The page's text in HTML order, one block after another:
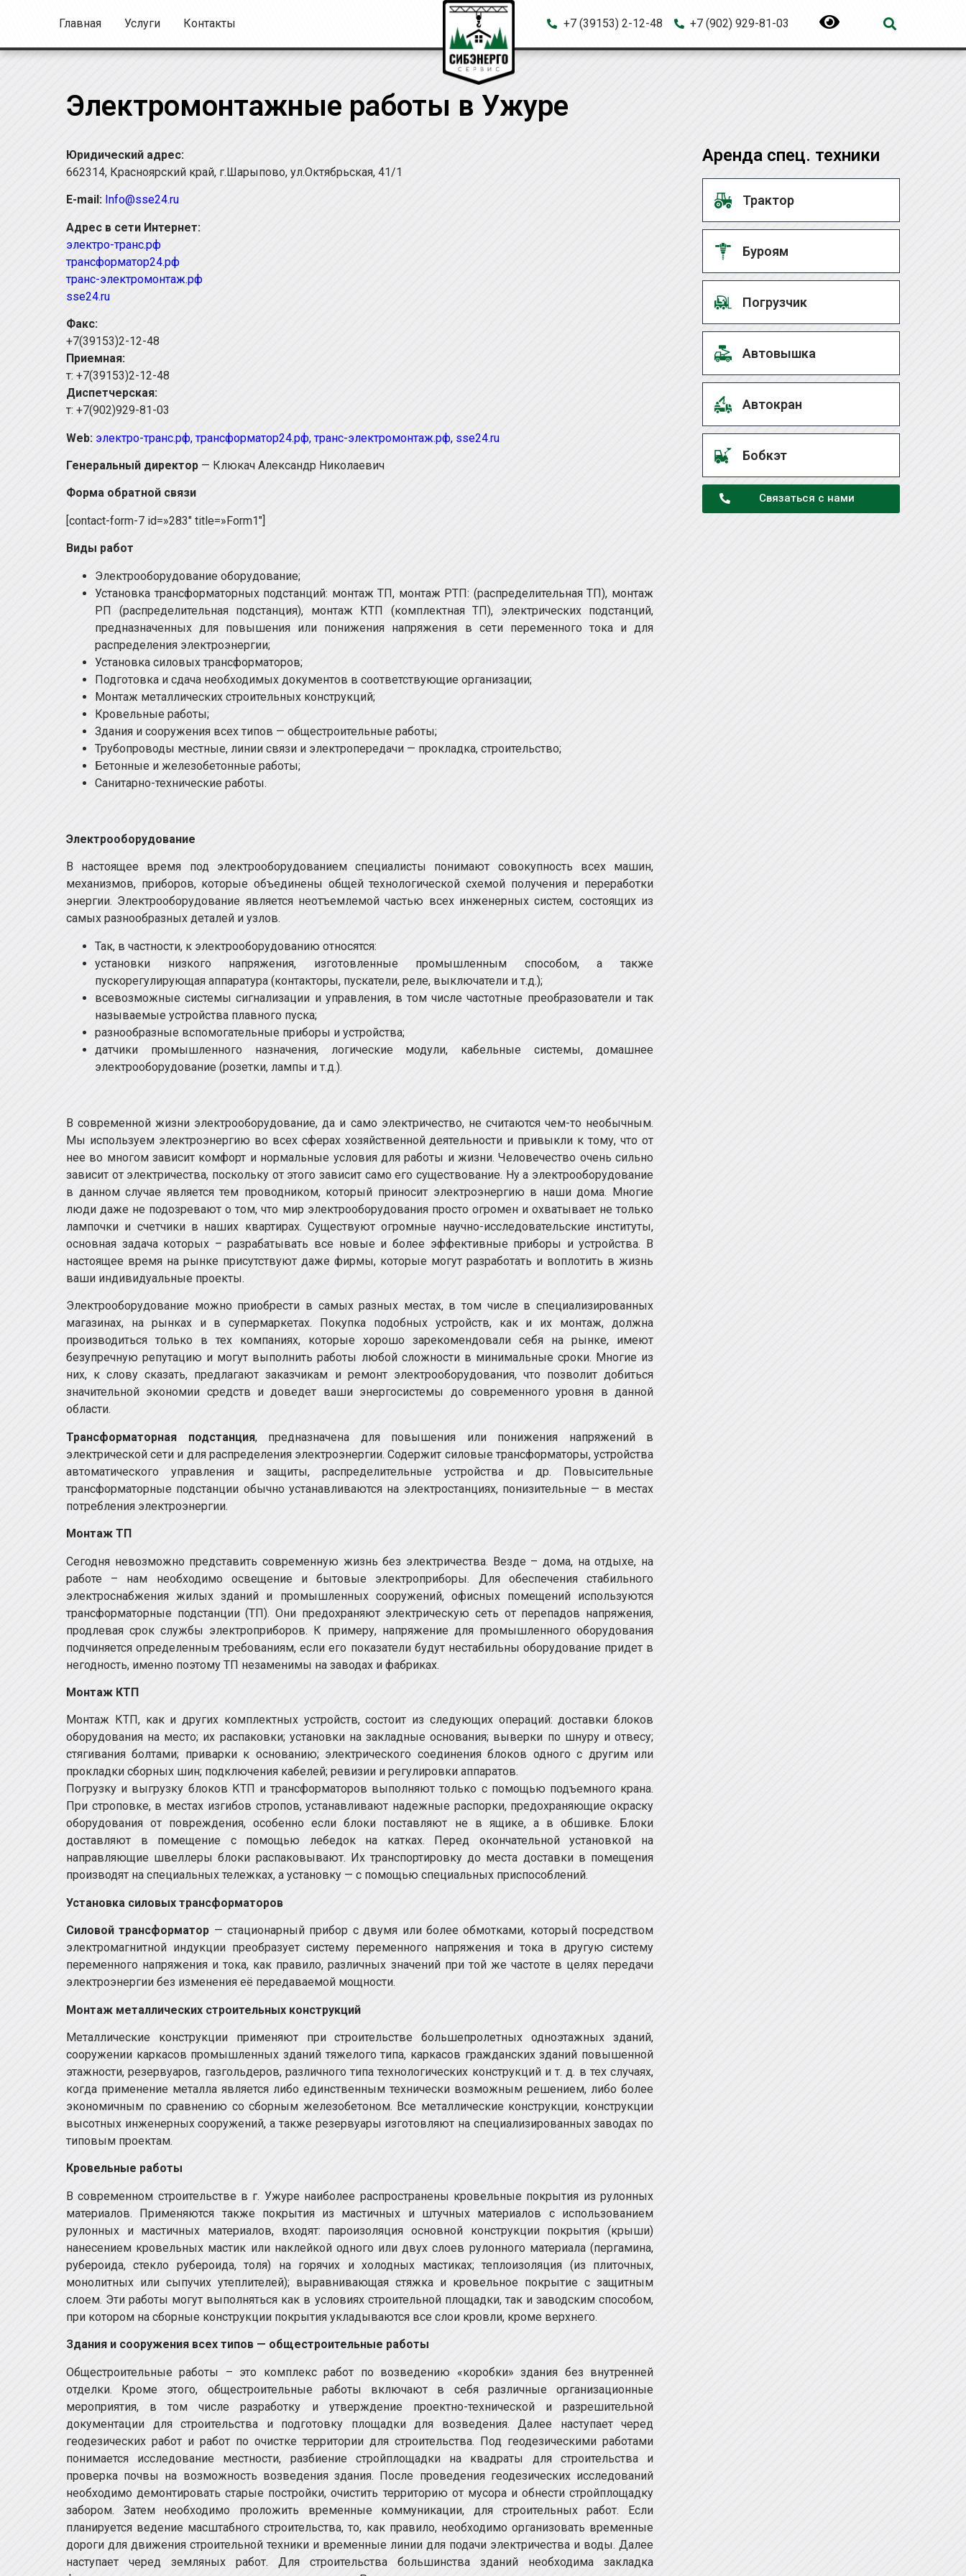
Главная Услуги Контакты +7 (39153) 2-12-48 +7 (902) 929-81-03
Электромонтажные работы в Ужуре
Юридический адрес:
662314, Красноярский край, г.Шарыпово, ул.Октябрьская, 41/1
E-mail: Info@sse24.ru
Адрес в сети Интернет:
электро-транс.рф
трансформатор24.рф
транс-электромонтаж.рф
sse24.ru
Факс:
+7(39153)2-12-48
Приемная:
т: +7(39153)2-12-48
Диспетчерская:
т: +7(902)929-81-03
Web: электро-транс.рф,трансформатор24.рф,транс-электромонтаж.рф, sse24.ru
Генеральный директор — Клюкач Александр Николаевич
Форма обратной связи
[contact-form-7 id=»283″ title=»Form1″]
Виды работ
Электрооборудование оборудование;
Установка трансформаторных подстанций: монтаж ТП, монтаж РТП: (распределительная ТП), монтаж
РП (распределительная подстанция), монтаж КТП (комплектная ТП), электрических подстанций,
предназначенных для повышения или понижения напряжения в сети переменного тока и для
распределения электроэнергии;
Установка силовых трансформаторов;
Подготовка и сдача необходимых документов в соответствующие организации;
Монтаж металлических строительных конструкций;
Кровельные работы;
Здания и сооружения всех типов — общестроительные работы;
Трубопроводы местные, линии связи и электропередачи — прокладка, строительство;
Бетонные и железобетонные работы;
Санитарно-технические работы.
Электрооборудование
В настоящее время под электрооборудованием специалисты понимают совокупность всех машин,
механизмов, приборов, которые объединены общей технологической схемой получения и переработки
энергии. Электрооборудование является неотъемлемой частью всех инженерных систем, состоящих из
самых разнообразных деталей и узлов.
Так, в частности, к электрооборудованию относятся:
установки низкого напряжения, изготовленные промышленным способом, а также
пускорегулирующая аппаратура (контакторы, пускатели, реле, выключатели и т.д.);
всевозможные системы сигнализации и управления, в том числе частотные преобразователи и так
называемые устройства плавного пуска;
разнообразные вспомогательные приборы и устройства;
датчики промышленного назначения, логические модули, кабельные системы, домашнее
электрооборудование (розетки, лампы и т.д.).
В современной жизни электрооборудование, да и само электричество, не считаются чем-то необычным.
Мы используем электроэнергию во всех сферах хозяйственной деятельности и привыкли к тому, что от
нее во многом зависит комфорт и нормальные условия для работы и жизни. Человечество очень сильно
зависит от электричества, поскольку от этого зависит само его существование. Ну а электрооборудование
в данном случае является тем проводником, который приносит электроэнергию в наши дома. Многие
люди даже не подозревают о том, что мир электрооборудования просто огромен и охватывает не только
лампочки и счетчики в наших квартирах. Существуют огромные научно-исследовательские институты,
основная задача которых – разрабатывать все новые и более эффективные приборы и устройства. В
настоящее время на рынке присутствуют даже фирмы, которые могут разработать и воплотить в жизнь
ваши индивидуальные проекты.
Электрооборудование можно приобрести в самых разных местах, в том числе в специализированных
магазинах, на рынках и в супермаркетах. Покупка подобных устройств, как и их монтаж, должна
производиться только в тех компаниях, которые хорошо зарекомендовали себя на рынке, имеют
безупречную репутацию и могут выполнить работы любой сложности в минимальные сроки. Многие из
них, к слову сказать, предлагают заказчикам и ремонт электрооборудования, что позволит добиться
значительной экономии средств и доведет ваши энергосистемы до современного уровня в данной
области.
Трансформаторная подстанция, предназначена для повышения или понижения напряжений в
электрической сети и для распределения электроэнергии. Содержит силовые трансформаторы, устройства
автоматического управления и защиты, распределительные устройства и др. Повысительные
трансформаторные подстанции обычно устанавливаются на электростанциях, понизительные — в местах
потребления электроэнергии.
Монтаж ТП
Сегодня невозможно представить современную жизнь без электричества. Везде – дома, на отдыхе, на
работе – нам необходимо освещение и бытовые электроприборы. Для обеспечения стабильного
электроснабжения жилых зданий и промышленных сооружений, офисных помещений используются
трансформаторные подстанции (ТП). Они предохраняют электрическую сеть от перепадов напряжения,
продлевая срок службы электроприборов. К примеру, напряжение для промышленного оборудования
подчиняется определенным требованиям, если его показатели будут нестабильны оборудование придет в
негодность, именно поэтому ТП незаменимы на заводах и фабриках.
Монтаж КТП
Монтаж КТП, как и других комплектных устройств, состоит из следующих операций: доставки блоков
оборудования на место; их распаковки; установки на закладные основания; выверки по шнуру и отвесу;
стягивания болтами; приварки к основанию; электрического соединения блоков одного с другим или
прокладки сборных шин; подключения кабелей; ревизии и регулировки аппаратов.
Погрузку и выгрузку блоков КТП и трансформаторов выполняют только с помощью подъемного крана.
При строповке, в местах изгибов стропов, устанавливают надежные распорки, предохраняющие окраску
оборудования от повреждения, особенно если блоки поставляют не в ящике, а в обшивке. Блоки
доставляют в помещение с помощью лебедок на катках. Перед окончательной установкой на
направляющие швеллеры блоки распаковывают. Их транспортировку до места доставки в помещения
производят на специальных тележках, а установку — с помощью специальных приспособлений.
Установка силовых трансформаторов
Силовой трансформатор — стационарный прибор с двумя или более обмотками, который посредством
электромагнитной индукции преобразует систему переменного напряжения и тока в другую систему
переменного напряжения и тока, как правило, различных значений при той же частоте в целях передачи
электроэнергии без изменения её передаваемой мощности.
Монтаж металлических строительных конструкций
Металлические конструкции применяют при строительстве большепролетных одноэтажных зданий,
сооружении каркасов промышленных зданий тяжелого типа, каркасов гражданских зданий повышенной
этажности, резервуаров, газгольдеров, различного типа технологических конструкций и т. д. в тех случаях,
когда применение металла является либо единственным технически возможным решением, либо более
экономичным по сравнению со сборным железобетоном. Все металлические конструкции, конструкции
высотных инженерных сооружений, а также резервуары изготовляют на специализированных заводах по
типовым проектам.
Кровельные работы
В современном строительстве в г. Ужуре наиболее распространены кровельные покрытия из рулонных
материалов. Применяются также покрытия из мастичных и штучных материалов с использованием
рулонных и мастичных материалов, входят: пароизоляция основной конструкции покрытия (крыши)
нанесением кровельных мастик или наклейкой одного или двух слоев рулонного материала (пергамина,
рубероида, стекло рубероида, толя) на горячих и холодных мастиках; теплоизоляция (из плиточных,
монолитных или сыпучих утеплителей); выравнивающая стяжка и кровельное покрытие с защитным
слоем. Эти работы могут выполняться как в условиях строительной площадки, так и заводским способом,
при котором на сборные конструкции покрытия укладываются все слои кровли, кроме верхнего.
Здания и сооружения всех типов — общестроительные работы
Общестроительные работы – это комплекс работ по возведению «коробки» здания без внутренней
отделки. Кроме этого, общестроительные работы включают в себя различные организационные
мероприятия, в том числе разработку и утверждение проектно-технической и разрешительной
документации для строительства и подготовку площадки для возведения. Далее наступает черед
геодезических работ и работ по очистке территории для строительства. Под геодезическими работами
понимается исследование местности, разбиение стройплощадки на квадраты для строительства и
проверка почвы на возможность возведения здания. После проведения геодезических исследований
необходимо демонтировать старые постройки, очистить территорию от мусора и обнести стройплощадку
забором. Затем необходимо проложить временные коммуникации, для строительных работ. Если
планируется ведение масштабного строительства, то, как правило, необходимо организовать временные
дороги для движения строительной техники и временные линии для подачи электричества и воды. Далее
наступает черед земляных работ. Для строительства большинства зданий необходима закладка
Аренда спец. техники
Трактор
Буроям
Погрузчик
Автовышка
Автокран
Бобкэт
Связаться с нами